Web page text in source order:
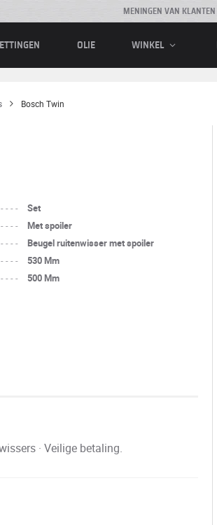
MENINGEN VAN KLANTEN
OLIE WINKEL
Bosch Twin
----
Set
----
Met spoiler
----
Beugel ruitenwisser met spoiler
----
530 Mm
---- 500 Mm
· Veilige betaling.